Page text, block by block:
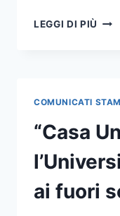
LEGGI DI PIÙ
COMUNICATI
“Casa
ai fuori